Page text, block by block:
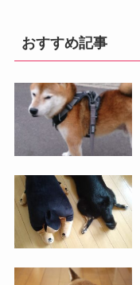
おすすめ記事